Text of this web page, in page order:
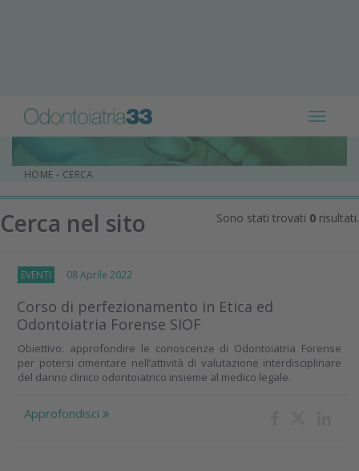
Toggle
HOME - CERCA
Cerca nel sito Sono stati trovati 0 risultati.
EVENTI 08 Aprile 2022
Corso di perfezionamento in Etica ed
Odontoiatria Forense SIOF
Obiettivo: approfondire le conoscenze di Odontoiatria Forense
per potersi cimentare nell’attività di valutazione interdisciplinare
del danno clinico odontoiatrico insieme al medico legale.
Approfondisci